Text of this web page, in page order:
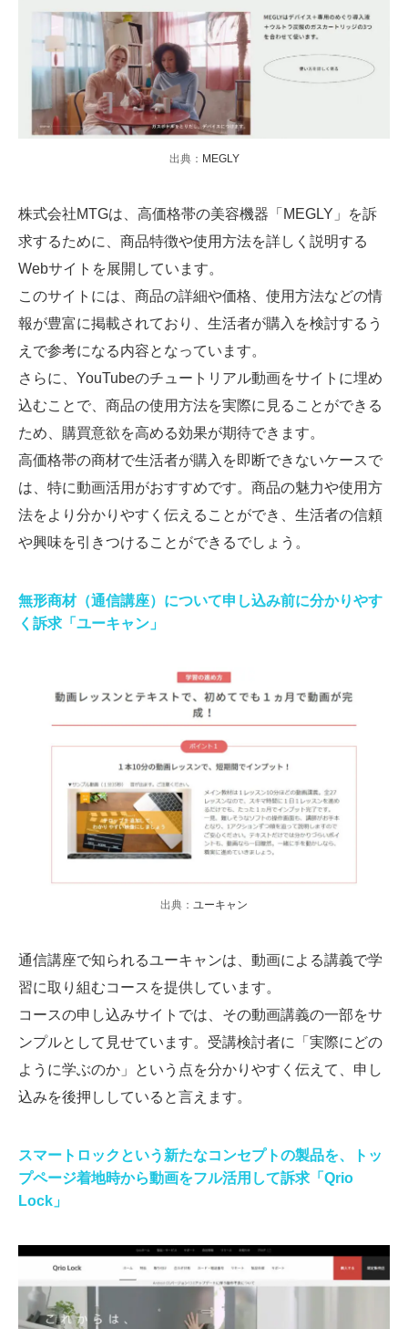
出典： MEGLY
株式会社MTGは、高価格帯の美容機器「MEGLY」を訴
求するために、商品特徴や使用方法を詳しく説明する
Webサイトを展開しています。
このサイトには、商品の詳細や価格、使用方法などの情
報が豊富に掲載されており、生活者が購入を検討するう
えで参考になる内容となっています。
さらに、YouTubeのチュートリアル動画をサイトに埋め
込むことで、商品の使用方法を実際に見ることができる
ため、購買意欲を高める効果が期待できます。
高価格帯の商材で生活者が購入を即断できないケースで
は、特に動画活用がおすすめです。商品の魅力や使用方
法をより分かりやすく伝えることができ、生活者の信頼
や興味を引きつけることができるでしょう。
無形商材（通信講座）について申し込み前に分かりやす
く訴求「ユーキャン」
出典： ユーキャン
通信講座で知られるユーキャンは、動画による講義で学
習に取り組むコースを提供しています。
コースの申し込みサイトでは、その動画講義の一部をサ
ンプルとして見せています。受講検討者に「実際にどの
ように学ぶのか」という点を分かりやすく伝えて、申し
込みを後押ししていると言えます。
スマートロックという新たなコンセプトの製品を、トッ
プページ着地時から動画をフル活用して訴求「Qrio
Lock」